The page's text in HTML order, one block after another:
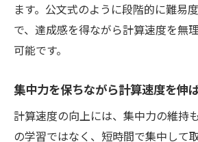
ます。公文式のように段階的に難易
で、達成感を得ながら計算速度を無
可能です。
集中力を保ちながら計算速度を伸
計算速度の向上には、集中力の維持
の学習ではなく、短時間で集中して